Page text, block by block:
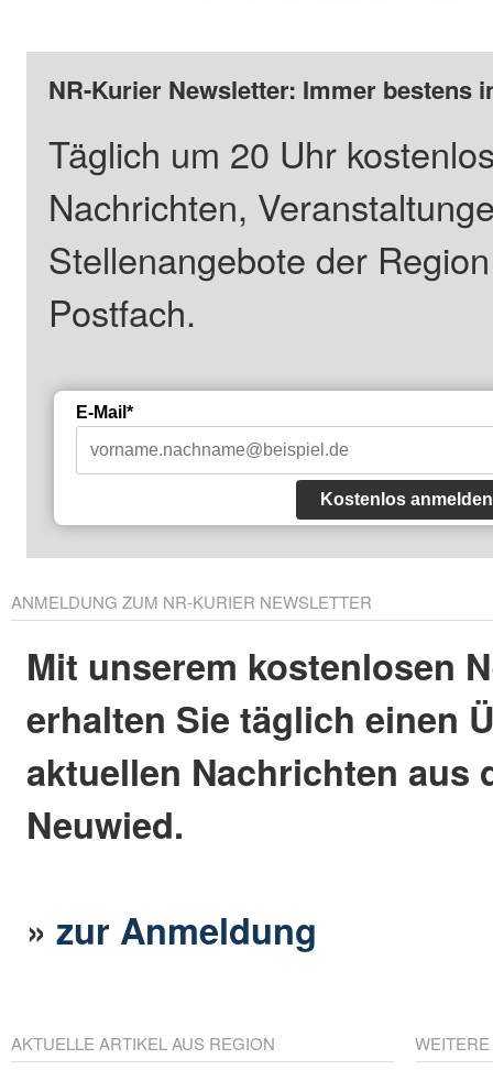
NR-Kurier Newsletter: Immer bestens
Täglich um 20 Uhr
Nachrichten,
Stellenangebote der
Postfach.
E-Mail*
Kostenlos anmelden
ANMELDUNG ZUM NR-KURIER NEWSLETTER
Mit unserem kostenlosen
erhalten Sie täglich einen
aktuellen Nachrichten aus
Neuwied.
»zur Anmeldung
AKTUELLE ARTIKEL AUS REGION